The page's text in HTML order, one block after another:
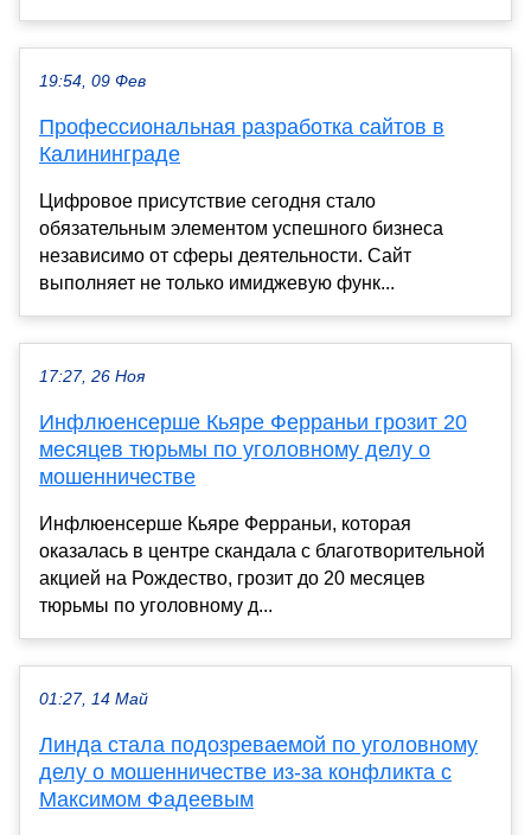
19:54, 09 Фев
Профессиональная разработка сайтов в
Калининграде
Цифровое присутствие сегодня стало
обязательным элементом успешного бизнеса
независимо от сферы деятельности. Сайт
выполняет не только имиджевую функ...
17:27, 26 Ноя
Инфлюенсерше Кьяре Ферраньи грозит 20
месяцев тюрьмы по уголовному делу о
мошенничестве
Инфлюенсерше Кьяре Ферраньи, которая
оказалась в центре скандала с благотворительной
акцией на Рождество, грозит до 20 месяцев
тюрьмы по уголовному д...
01:27, 14 Май
Линда стала подозреваемой по уголовному
делу о мошенничестве из-за конфликта с
Максимом Фадеевым